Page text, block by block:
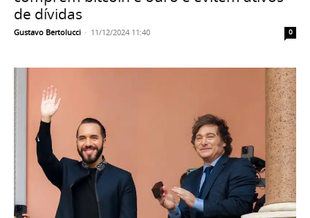
de dívidas
Gustavo Bertolucci - 11/12/2024 11:40 0